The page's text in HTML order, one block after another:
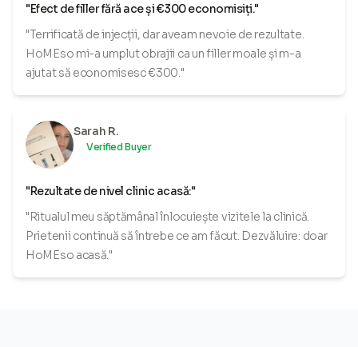
"Efect de filler fără ace și €300 economisiți."
"Terrificată de injecții, dar aveam nevoie de rezultate.
HoMEso mi-a umplut obrajii ca un filler moale și m-a
ajutat să economisesc €300."
Sarah R.
Verified Buyer
"Rezultate de nivel clinic acasă:"
"Ritualul meu săptămânal înlocuiește vizitele la clinică.
Prietenii continuă să întrebe ce am făcut. Dezvăluire: doar
HoMEso acasă."